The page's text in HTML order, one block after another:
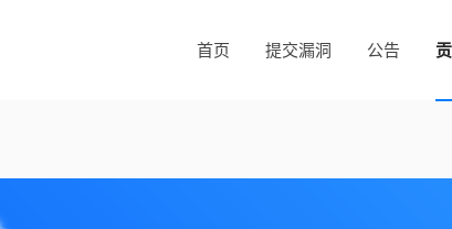
首页 提交漏洞 公告